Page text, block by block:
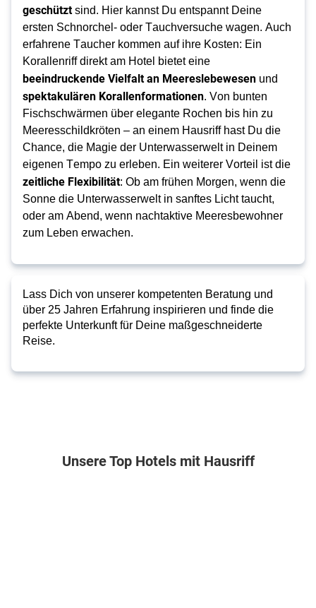
geschütztsind. Hier kannst Du entspannt Deine
ersten Schnorchel- oder Tauchversuche wagen. Auch
erfahrene Taucher kommen auf ihre Kosten: Ein
Korallenriff direkt am Hotel bietet eine
beeindruckende Vielfalt an Meereslebewesen und
spektakulären Korallenformationen. Von bunten
Fischschwärmen über elegante Rochen bis hin zu
Meeresschildkröten – an einem Hausriff hast Du die
Chance, die Magie der Unterwasserwelt in Deinem
eigenen Tempo zu erleben. Ein weiterer Vorteil ist die
zeitliche Flexibilität: Ob am frühen Morgen, wenn die
Sonne die Unterwasserwelt in sanftes Licht taucht,
oder am Abend, wenn nachtaktive Meeresbewohner
zum Leben erwachen.
Lass Dich von unserer kompetenten Beratung und
über 25 Jahren Erfahrung inspirieren und finde die
perfekte Unterkunft für Deine maßgeschneiderte
Reise.
Unsere Top Hotels mit Hausriff